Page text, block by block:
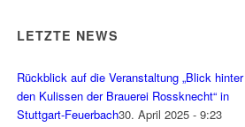
LETZTE NEWS
Rückblick auf die Veranstaltung „Blick hinter
den Kulissen der Brauerei Rossknecht“ in
Stuttgart-Feuerbach30. April 2025 - 9:23